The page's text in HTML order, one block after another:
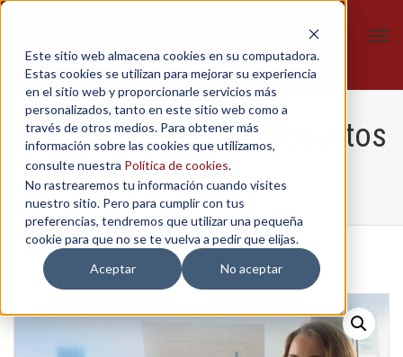
Este sitio web almacena cookies en su computadora.
Estas cookies se utilizan para mejorar su experiencia
en el sitio web y proporcionarle servicios más
personalizados, tanto en este sitio web como a
través de otros medios. Para obtener más
información sobre las cookies que utilizamos,
consulte nuestra Política de cookies.
No rastrearemos tu información cuando visites
nuestro sitio. Pero para cumplir con tus
preferencias, tendremos que utilizar una pequeña
cookie para que no se te vuelva a pedir que elijas.
Aceptar
No aceptar
Financiamiento de proyectos
Home / Cursos / Financiamiento de proyectos